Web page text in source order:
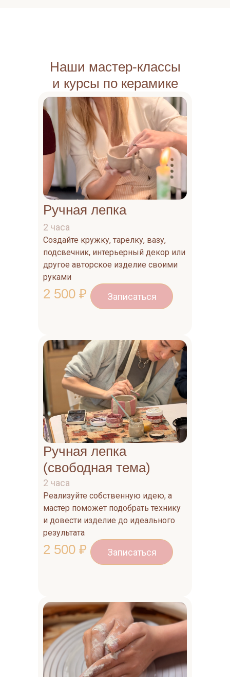
Наши мастер-классы
и курсы по керамике
Ручная лепка
2 часа
Создайте кружку, тарелку, вазу,
подсвечник, интерьерный декор или
другое авторское изделие своими
руками
2 500 ₽ Записаться
Ручная лепка
(свободная тема)
2 часа
Реализуйте собственную идею, а
мастер поможет подобрать технику
и довести изделие до идеального
результата
2 500 ₽ Записаться